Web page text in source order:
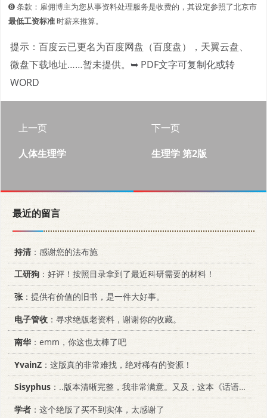
➑ 条款：雇佣博主为您从事资料处理服务是收费的，其设定参照了北京市
最低工资标准时薪来推算。
提示：百度云已更名为百度网盘（百度盘），天翼云盘、
微盘下载地址……暂未提供。 ➥ PDF文字可复制化或转
WORD
上一页
人体生理学
下一页
生理学 第2版
最近的留言
持清：感谢您的法布施
工研狗 ：好评！按照目录拿到了最近科研需要的材料！
张：提供有价值的旧书，是一件大好事。
电子管收 ：寻求绝版老资料，谢谢你的收藏。
南华：emm，你这也太棒了吧
YvainZ ：这版真的非常难找，绝对稀有的资源！
Sisyphus ：..版本清晰完整，我非常满意。又及，这本《话语的真相》...
学者 ：这个绝版了买不到实体，太感谢了